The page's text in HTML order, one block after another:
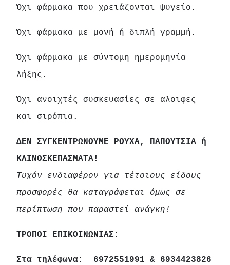
Όχι φάρμακα που χρειάζονται ψυγείο.
Όχι φάρμακα με μονή ή διπλή γραμμή.
Όχι φάρμακα με σύντομη ημερομηνία
λήξης.
Όχι ανοιχτές συσκευασίες σε αλοιφες
και σιρόπια.
ΔΕΝ ΣΥΓΚΕΝΤΡΩΝΟΥΜΕ ΡΟΥΧΑ, ΠΑΠΟΥΤΣΙΑ ή
ΚΛΙΝΟΣΚΕΠΑΣΜΑΤΑ!
Τυχόν ενδιαφέρον για τέτοιους είδους
προσφορές θα καταγράφεται όμως σε
περίπτωση που παραστεί ανάγκη!
ΤΡΟΠΟΙ ΕΠΙΚΟΙΝΩΝΙΑΣ:
Στα τηλέφωνα: 6972551991 & 6934423826